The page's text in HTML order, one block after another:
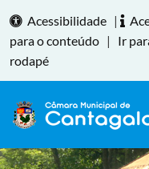
Acessibilidade |
para o conteúdo | Ir
rodapé